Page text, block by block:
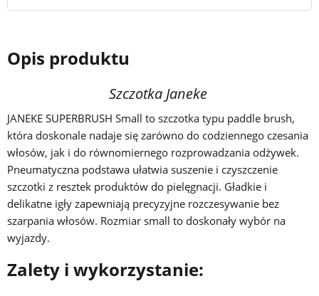
Opis produktu
Szczotka Janeke
JANEKE SUPERBRUSH Small to szczotka typu paddle brush,
która doskonale nadaje się zarówno do codziennego czesania
włosów, jak i do równomiernego rozprowadzania odżywek.
Pneumatyczna podstawa ułatwia suszenie i czyszczenie
szczotki z resztek produktów do pielęgnacji. Gładkie i
delikatne igły zapewniają precyzyjne rozczesywanie bez
szarpania włosów. Rozmiar small to doskonały wybór na
wyjazdy.
Zalety i wykorzystanie: